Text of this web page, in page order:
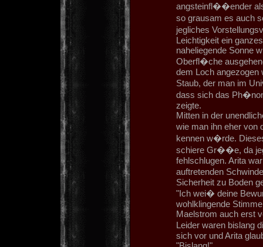
angsteinfl��ender
so grausam es auch
jegliches
Leichtigkeit ein
naheliegende Sonne
Oberfl�che
dem Loch angezogen
Staub, der man im
dass sich das
zeigte.
Mitten in der
wie man ihn eher
kennen w�rde.
schiere Gr��e, da
fehlschlugen. Arita
auftretenden
Sicherheit zu Boden
"Ich wei� deine
wohlklingende
Maelstrom auch erst
Leider waren bislang
sich vor und Arita